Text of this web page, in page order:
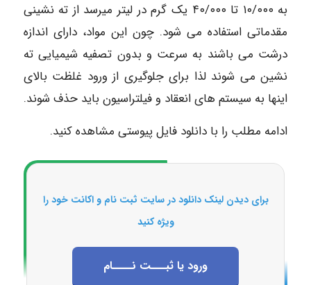
به ۱۰/۰۰۰ تا ۴۰/۰۰۰ یک گرم در لیتر میرسد از ته نشینی
مقدماتی استفاده می شود. چون این مواد، دارای اندازه
درشت می باشند به سرعت و بدون تصفیه شیمیایی ته
نشین می شوند لذا برای جلوگیری از ورود غلظت بالای
اینها به سیستم های انعقاد و فیلتراسیون باید حذف شوند.
ادامه مطلب را با دانلود فایل پیوستی مشاهده کنید.
برای دیدن لینک دانلود در سایت ثبت نام و اکانت خود را
ویژه کنید
ورود یا ثبـــت نــــام